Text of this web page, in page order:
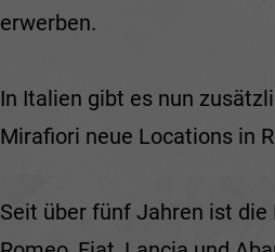
erwerben.
In Italien gibt es nun
Mirafiori neue Locations in
Seit über fünf Jahren ist